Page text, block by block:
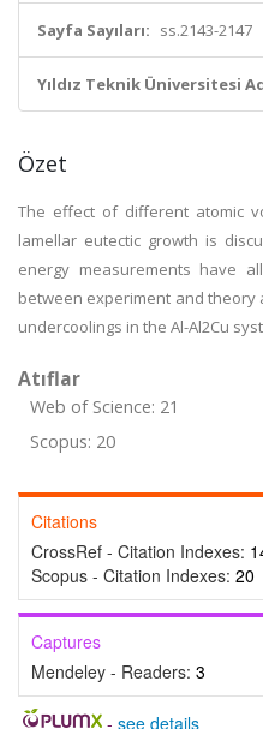
Sayfa Sayıları: ss.2143-2147
Yıldız Teknik Üniversitesi
Özet
The effect of different atomic
lamellar eutectic growth is
energy measurements have
between experiment and
undercoolings in the Al-Al2Cu
Atıflar
Web of Science: 21
Scopus: 20
Citations
CrossRef - Citation Indexes:
Scopus - Citation Indexes: 20
Captures
Mendeley - Readers: 3
- see details